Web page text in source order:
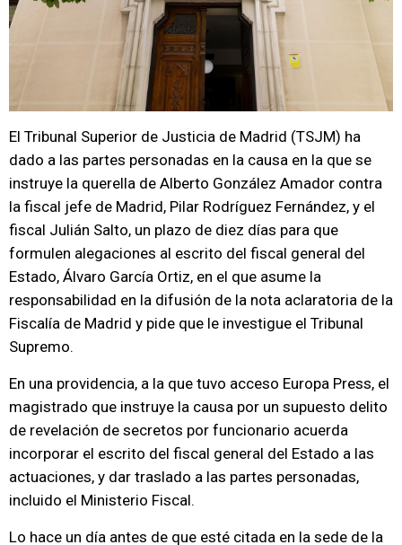
El Tribunal Superior de Justicia de Madrid (TSJM) ha
dado a las partes personadas en la causa en la que se
instruye la querella de Alberto González Amador contra
la fiscal jefe de Madrid, Pilar Rodríguez Fernández, y el
fiscal Julián Salto, un plazo de diez días para que
formulen alegaciones al escrito del fiscal general del
Estado, Álvaro García Ortiz, en el que asume la
responsabilidad en la difusión de la nota aclaratoria de la
Fiscalía de Madrid y pide que le investigue el Tribunal
Supremo.
En una providencia, a la que tuvo acceso Europa Press, el
magistrado que instruye la causa por un supuesto delito
de revelación de secretos por funcionario acuerda
incorporar el escrito del fiscal general del Estado a las
actuaciones, y dar traslado a las partes personadas,
incluido el Ministerio Fiscal.
Lo hace un día antes de que esté citada en la sede de la